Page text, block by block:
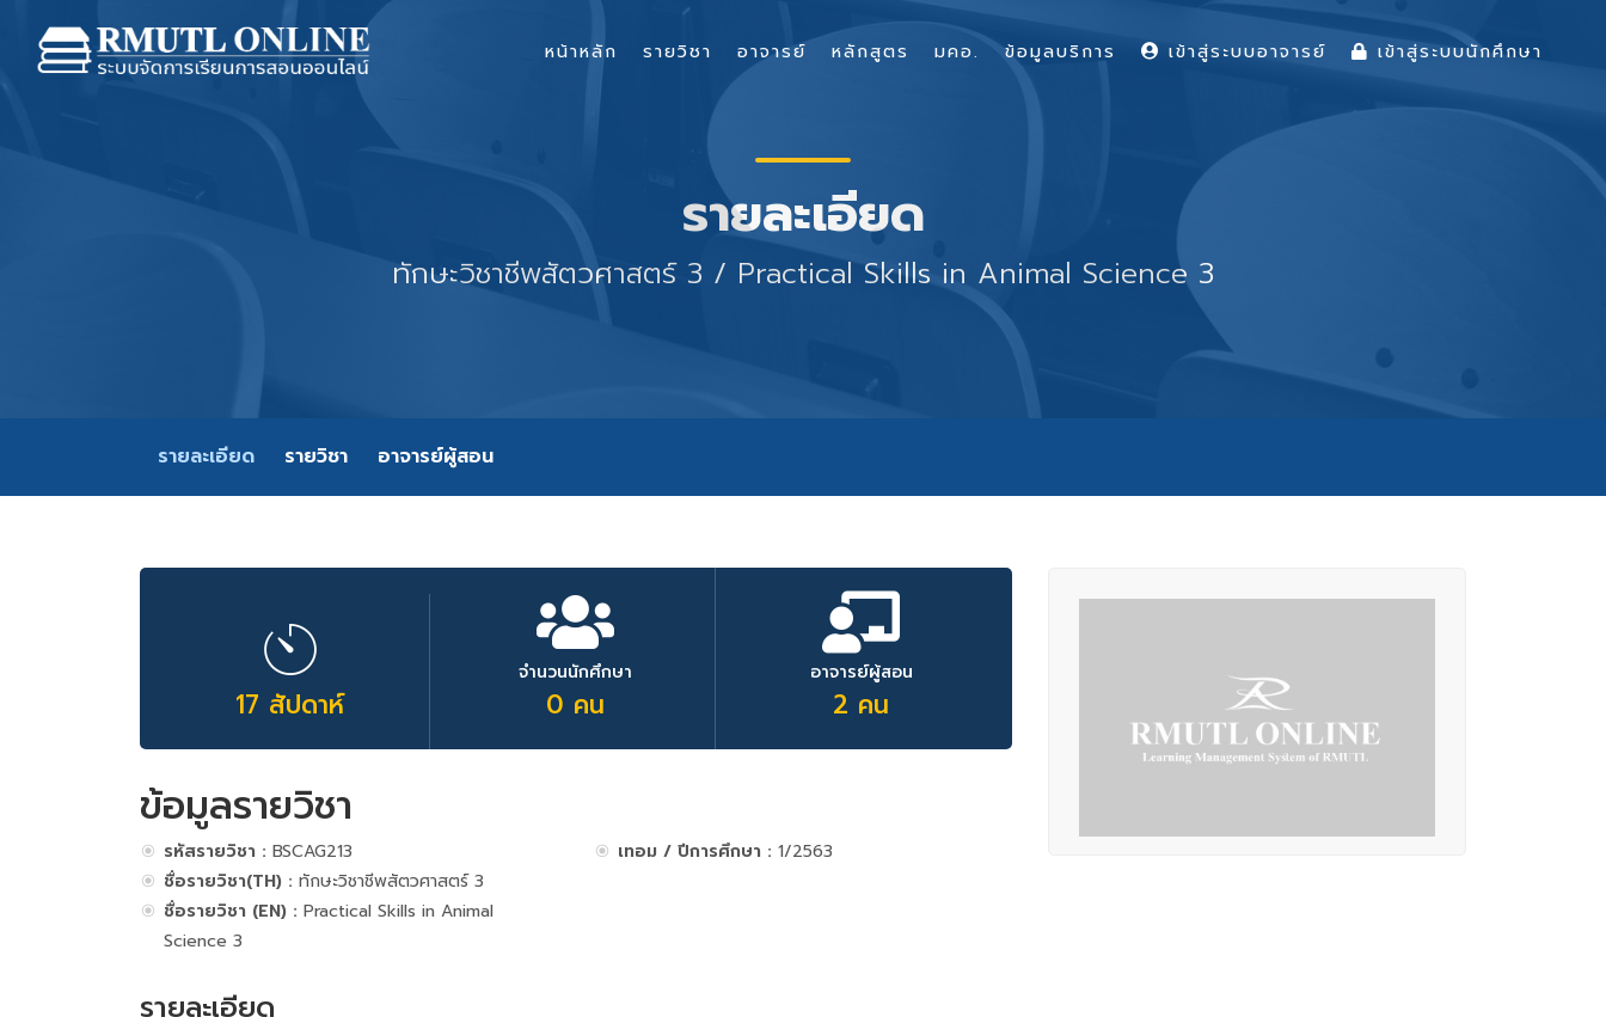
รายละเอียด
ทักษะวิชาชีพสัตวศาสตร์ 3 / Practical Skills in Animal Science 3
รายละเอียด รายวิชา อาจารย์ผู้สอน
17 สัปดาห์
จำนวนนักศึกษา
0 คน
อาจารย์ผู้สอน
2 คน
ข้อมูลรายวิชา
รหัสรายวิชา : BSCAG213
ชื่อรายวิชา(TH) : ทักษะวิชาชีพสัตวศาสตร์ 3
ชื่อรายวิชา (EN) : Practical Skills in Animal
Science 3
เทอม / ปีการศึกษา : 1/2563
รายละเอียด
หน้าหลัก รายวิชา อาจารย์ หลักสูตร มคอ. ข้อมูลบริการ เข้าสู่ระบบอาจารย์ เข้าสู่ระบบนักศึกษา